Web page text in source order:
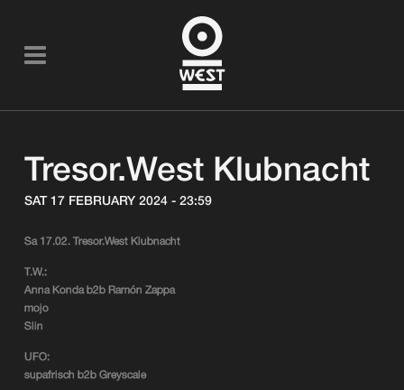
Tresor.West Klubnacht
SAT 17 FEBRUARY 2024 - 23:59
Sa 17.02. Tresor.West Klubnacht
T.W.:
Anna Konda b2b Ramón Zappa
mojo
Slin
UFO:
supafrisch b2b Greyscale